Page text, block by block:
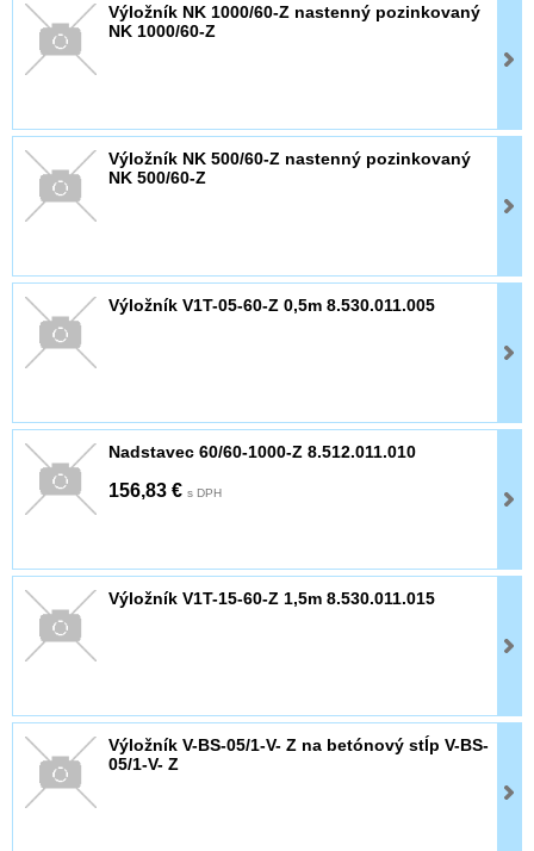
Výložník NK 1000/60-Z nastenný pozinkovaný
NK 1000/60-Z
Výložník NK 500/60-Z nastenný pozinkovaný
NK 500/60-Z
Výložník V1T-05-60-Z 0,5m 8.530.011.005
Nadstavec 60/60-1000-Z 8.512.011.010
156,83 € s DPH
Výložník V1T-15-60-Z 1,5m 8.530.011.015
Výložník V-BS-05/1-V- Z na betónový stĺp V-BS-
05/1-V- Z